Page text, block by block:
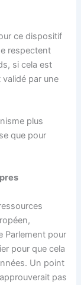
ce dispositif
respectent
si cela est
par une
plus
que pour
Parlement pour
pour que cela
Un point
pas